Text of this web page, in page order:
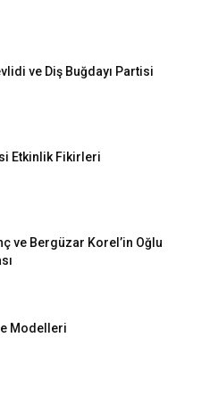
ve Diş Buğdayı Partisi
Etkinlik Fikirleri
ve Bergüzar Korel’in Oğlu
Modelleri